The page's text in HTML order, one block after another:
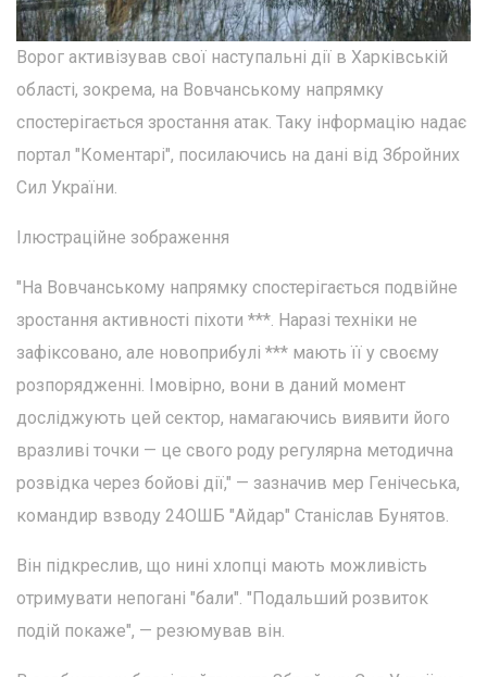
Ворог активізував свої наступальні дії в Харківській
області, зокрема, на Вовчанському напрямку
спостерігається зростання атак. Таку інформацію надає
портал "Коментарі", посилаючись на дані від Збройних
Сил України.
Ілюстраційне зображення
"На Вовчанському напрямку спостерігається подвійне
зростання активності піхоти ***. Наразі техніки не
зафіксовано, але новоприбулі *** мають її у своєму
розпорядженні. Імовірно, вони в даний момент
досліджують цей сектор, намагаючись виявити його
вразливі точки — це свого роду регулярна методична
розвідка через бойові дії," — зазначив мер Генічеська,
командир взводу 24ОШБ "Айдар" Станіслав Бунятов.
Він підкреслив, що нині хлопці мають можливість
отримувати непогані "бали". "Подальший розвиток
подій покаже", — резюмував він.